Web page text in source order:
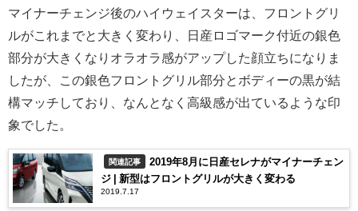
マイナーチェンジ後のハイウェイスターは、フロントグリ
ルがこれまでと大きく変わり、日産ロゴマーク付近の銀色
部分が大きくなりオラオラ感がアップした顔立ちになりま
したが、この銀色フロントグリル部分とボディーの黒が結
構マッチしており、なんとなく高級感が出ているような印
象でした。
関連記事
2019年8月に日産セレナがマイナーチェン
ジ | 新型はフロントグリルが大きく変わる
2019.7.17